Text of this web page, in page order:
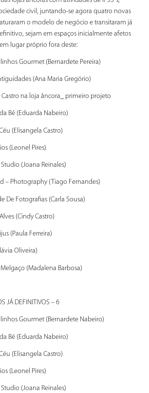
civil, juntando-se agora quatro novas
o modelo de negócio e transitaram já
sejam em espaços inicialmente afetos
lugar próprio fora deste:
Gourmet (Bernardete Pereira)
(Ana Maria Gregório)
Castro na loja âncora_ primeiro projeto
Bé (Eduarda Nabeiro)
(Elisangela Castro)
(Leonel Pires)
(Joana Reinales)
– Photography (Tiago Fernandes)
De Fotografias (Carla Sousa)
(Cindy Castro)
(Paula Ferreira)
Oliveira)
Melgaço (Madalena Barbosa)
JÁ DEFINITIVOS – 6
Gourmet (Bernardete Nabeiro)
Bé (Eduarda Nabeiro)
(Elisangela Castro)
(Leonel Pires)
(Joana Reinales)